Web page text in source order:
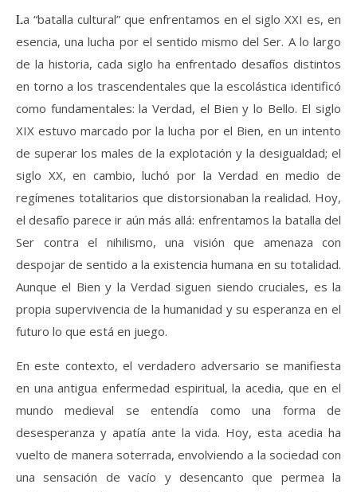
La “batalla cultural” que enfrentamos en el siglo XXI es, en
esencia, una lucha por el sentido mismo del Ser. A lo largo
de la historia, cada siglo ha enfrentado desafíos distintos
en torno a los trascendentales que la escolástica identificó
como fundamentales: la Verdad, el Bien y lo Bello. El siglo
XIX estuvo marcado por la lucha por el Bien, en un intento
de superar los males de la explotación y la desigualdad; el
siglo XX, en cambio, luchó por la Verdad en medio de
regímenes totalitarios que distorsionaban la realidad. Hoy,
el desafío parece ir aún más allá: enfrentamos la batalla del
Ser contra el nihilismo, una visión que amenaza con
despojar de sentido a la existencia humana en su totalidad.
Aunque el Bien y la Verdad siguen siendo cruciales, es la
propia supervivencia de la humanidad y su esperanza en el
futuro lo que está en juego.
En este contexto, el verdadero adversario se manifiesta
en una antigua enfermedad espiritual, la acedia, que en el
mundo medieval se entendía como una forma de
desesperanza y apatía ante la vida. Hoy, esta acedia ha
vuelto de manera soterrada, envolviendo a la sociedad con
una sensación de vacío y desencanto que permea la